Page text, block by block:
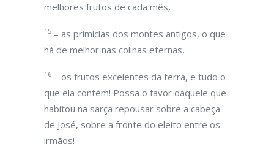
melhores frutos de cada mês,
15 – as primícias dos montes antigos, o que
há de melhor nas colinas eternas,
16 – os frutos excelentes da terra, e tudo o
que ela contém! Possa o favor daquele que
habitou na sarça repousar sobre a cabeça
de José, sobre a fronte do eleito entre os
irmãos!